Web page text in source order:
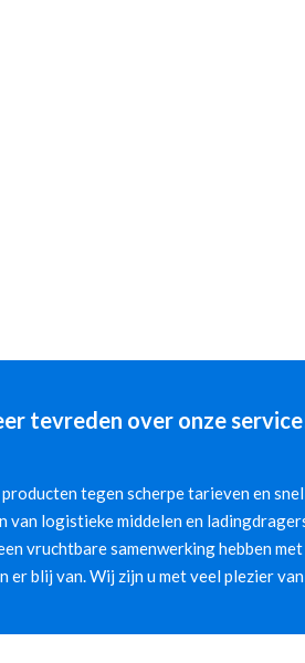
tevreden over onze
tegen scherpe tarieven en
logistieke middelen en
vruchtbare samenwerking hebben met
er blij van. Wij zijn u met veel plezier